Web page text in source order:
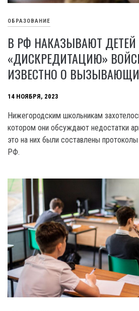
ОБРАЗОВАНИЕ
В РФ НАКАЗЫВАЮТ ДЕТЕЙ
«ДИСКРЕДИТАЦИЮ»
ИЗВЕСТНО О
14 НОЯБРЯ, 2023
Нижегородским школьникам
котором они обсуждают недостатки
это на них были составлены
РФ.